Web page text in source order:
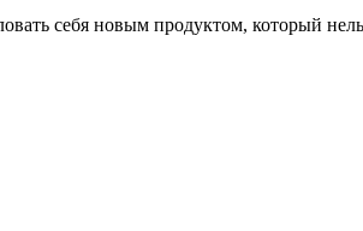
себя новым продуктом, который